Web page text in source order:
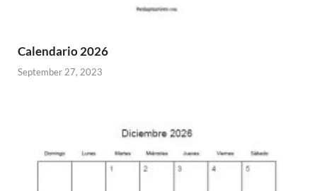
Calendario 2026
September 27, 2023